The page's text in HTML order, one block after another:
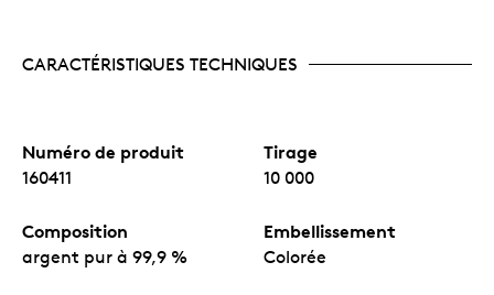
CARACTÉRISTIQUES TECHNIQUES
Numéro de produit
160411
Tirage
10 000
Composition
argent pur à 99,9 %
Embellissement
Colorée